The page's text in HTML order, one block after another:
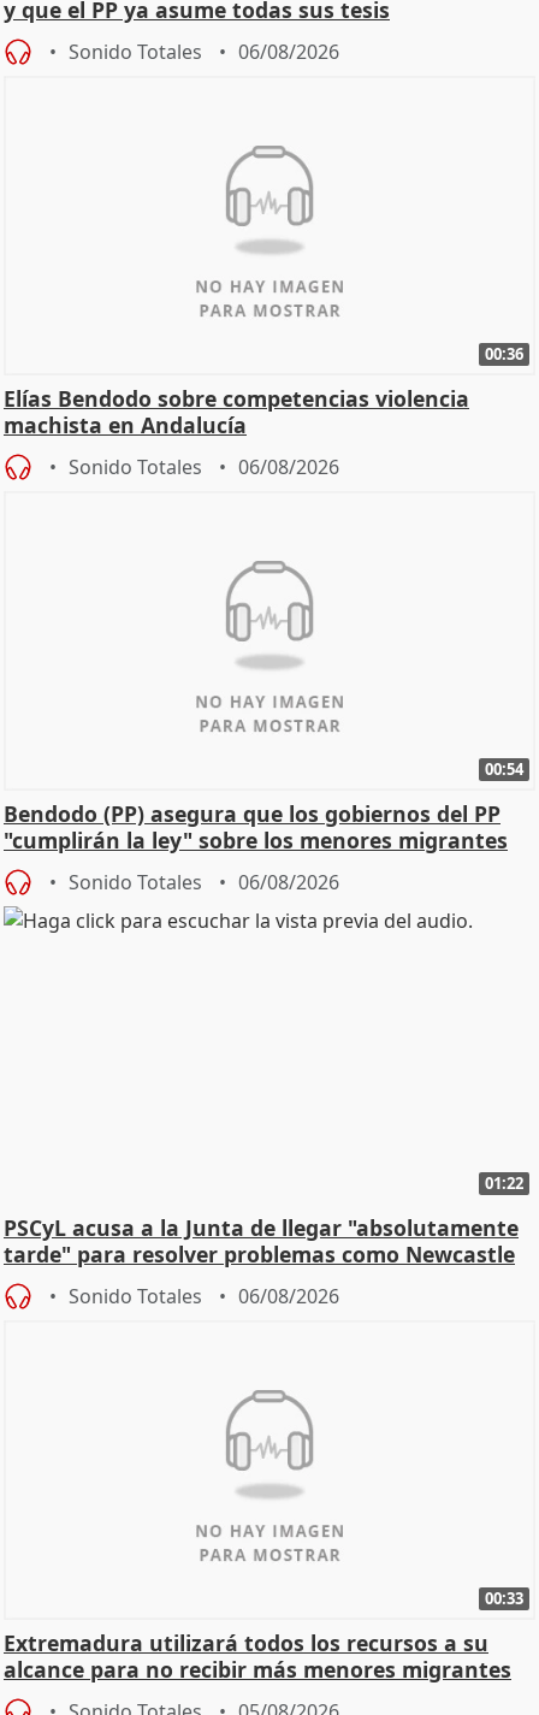
y que el PP ya asume todas sus tesis
Sonido Totales 06/08/2026
00:36
Elías Bendodo sobre competencias violencia
machista en Andalucía
Sonido Totales 06/08/2026
00:54
Bendodo (PP) asegura que los gobiernos del PP
"cumplirán la ley" sobre los menores migrantes
Sonido Totales 06/08/2026
01:22
PSCyL acusa a la Junta de llegar "absolutamente
tarde" para resolver problemas como Newcastle
Sonido Totales 06/08/2026
00:33
Extremadura utilizará todos los recursos a su
alcance para no recibir más menores migrantes